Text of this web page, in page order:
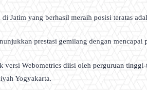
di Jatim yang berhasil meraih posisi teratas
prestasi gemilang dengan
versi Webometrics diisi oleh perguruan
Yogyakarta.